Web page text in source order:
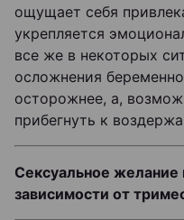
ощущает себя
укрепляется
все же в некоторых
осложнения
осторожнее, а,
прибегнуть к
Сексуальное
зависимости от